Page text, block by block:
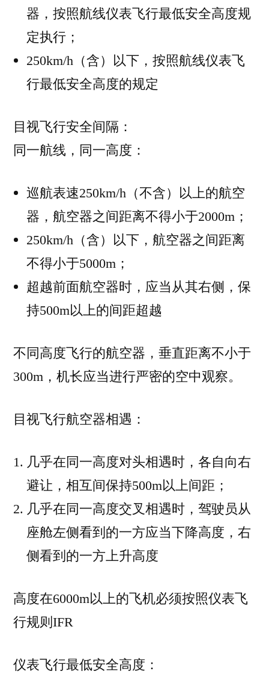
器，按照航线仪表飞行最低安全高度规
定执行；
250km/h（含）以下，按照航线仪表飞
行最低安全高度的规定
目视飞行安全间隔：
同一航线，同一高度：
巡航表速250km/h（不含）以上的航空
器，航空器之间距离不得小于2000m；
250km/h（含）以下，航空器之间距离
不得小于5000m；
超越前面航空器时，应当从其右侧，保
持500m以上的间距超越
不同高度飞行的航空器，垂直距离不小于
300m，机长应当进行严密的空中观察。
目视飞行航空器相遇：
几乎在同一高度对头相遇时，各自向右
避让，相互间保持500m以上间距；
几乎在同一高度交叉相遇时，驾驶员从
座舱左侧看到的一方应当下降高度，右
侧看到的一方上升高度
高度在6000m以上的飞机必须按照仪表飞
行规则IFR
仪表飞行最低安全高度：